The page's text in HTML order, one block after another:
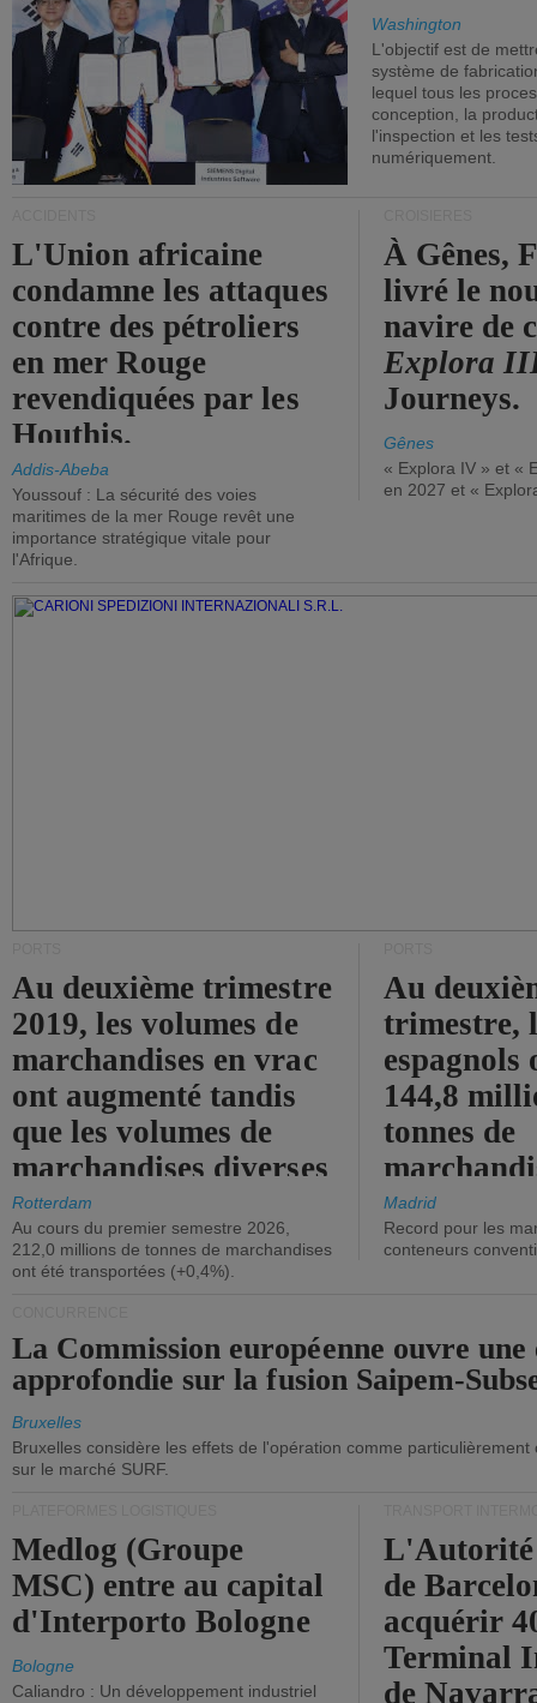
Washington
L'objectif est de
système de
lequel tous les
conception, la
l'inspection et les
numériquement.
L'Union africaine
condamne les attaques
contre des pétroliers
en mer Rouge
revendiquées par les
Houthis.
Addis-Abeba
Youssouf : La sécurité des voies
maritimes de la mer Rouge revêt une
importance stratégique vitale pour
l'Afrique.
À Gênes,
livré le
navire de
Explora
Journeys.
Gênes
« Explora IV » et «
en 2027 et «
Au deuxième trimestre
2019, les volumes de
marchandises en vrac
ont augmenté tandis
que les volumes de
marchandises diverses
ont diminué.
Rotterdam
Au cours du premier semestre 2026,
212,0 millions de tonnes de marchandises
ont été transportées (+0,4%).
Au
trimestre,
144,8
tonnes de
(+2,9%).
Madrid
Record pour les
conteneurs
La Commission européenne ouvre une
approfondie sur la fusion Saipem-
Bruxelles
Bruxelles considère les effets de l'opération comme
sur le marché SURF.
Medlog (Groupe
MSC) entre au capital
d'Interporto Bologne
Bologne
Caliandro : Un développement industriel
de
acquérir
Terminal
de